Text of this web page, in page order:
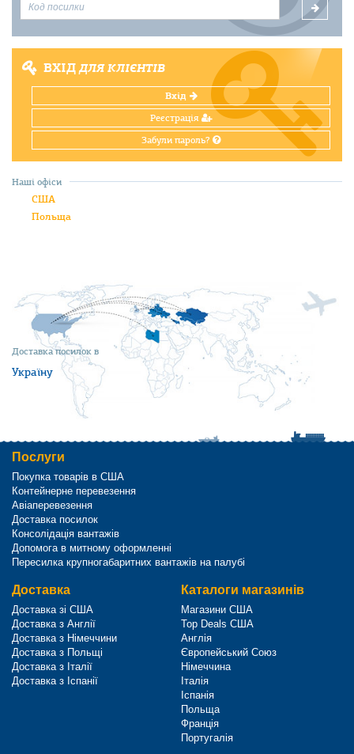
ВХІДДЛЯ КЛІЄНТІВ
Вхід
Реєстрація
Забули пароль?
Доставка посилок в
Україну
Наші офіси
США
Польща
Послуги
Покупка товарів в США
Контейнерне перевезення
Авіаперевезення
Доставка посилок
Консолідація вантажів
Допомога в митному оформленні
Пересилка крупногабаритних вантажів на палубі
Доставка
Доставка зі США
Доставка з Англії
Доставка з Німеччини
Доставка з Польщі
Доставка з Італії
Доставка з Іспанії
Каталоги магазинів
Магазини США
Top Deals США
Англія
Європейський Союз
Німеччина
Італія
Іспанія
Польща
Франція
Португалія